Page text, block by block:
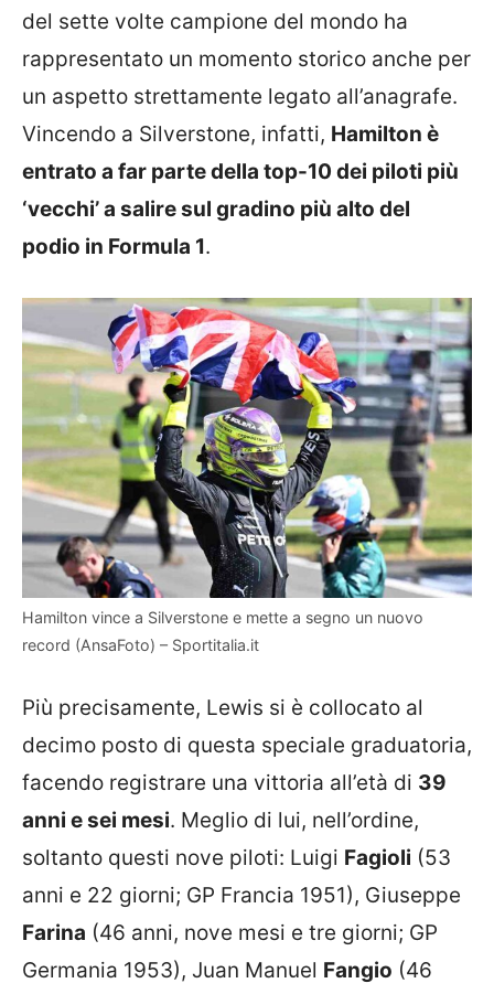
del sette volte campione del mondo ha
rappresentato un momento storico anche per
un aspetto strettamente legato all’anagrafe.
Vincendo a Silverstone, infatti, Hamilton è
entrato a far parte della top-10 dei piloti più
‘vecchi’ a salire sul gradino più alto del
podio in Formula 1.
Hamilton vince a Silverstone e mette a segno un nuovo
record (AnsaFoto) – Sportitalia.it
Più precisamente, Lewis si è collocato al
decimo posto di questa speciale graduatoria,
facendo registrare una vittoria all’età di 39
anni e sei mesi. Meglio di lui, nell’ordine,
soltanto questi nove piloti: Luigi Fagioli (53
anni e 22 giorni; GP Francia 1951), Giuseppe
Farina (46 anni, nove mesi e tre giorni; GP
Germania 1953), Juan Manuel Fangio (46